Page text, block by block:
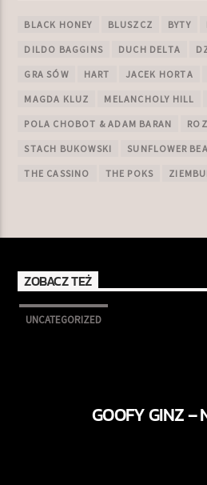
BLACK HONEY BLUSZCZ BYTY
DILDO BAGGINS DUCH DELTA
GRA SÓW HART JACEK HORTA
MAGDA KLUZ MELANCHOLY HILL
POLA CHOBOT & ADAM BARAN
STACH BUKOWSKI SUNFLOWER
THE CASSINO THE POKS
ZOBACZ TEŻ
UNCATEGORIZED
GOOFY GINZ –